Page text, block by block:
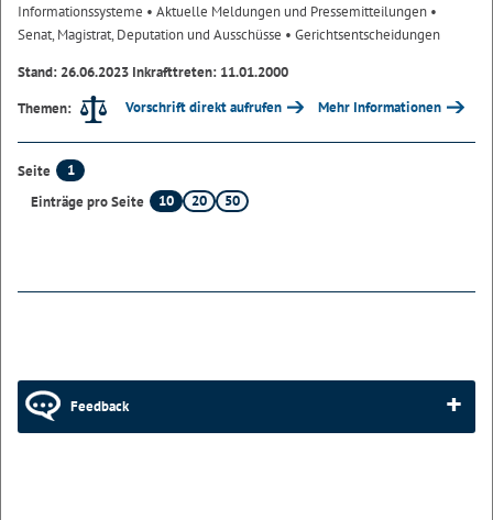
Informationssysteme • Aktuelle Meldungen und Pressemitteilungen •
Senat, Magistrat, Deputation und Ausschüsse • Gerichtsentscheidungen
Stand: 26.06.2023 Inkrafttreten: 11.01.2000
Themen:
Vorschrift direkt aufrufen Mehr Informationen
Seite
1
Einträge pro Seite
10 20 50
Feedback